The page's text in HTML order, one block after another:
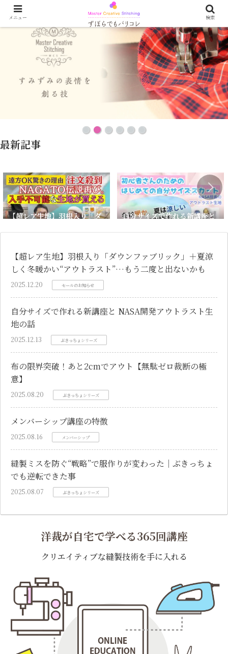
最新記事
【超レア生地】羽根入り「ダ
く冬暖かい“アウトラスト”…
自分サイズで作れる新講座と
の話
【超レア生地】羽根入り「ダウンファブリック」＋夏涼
しく冬暖かい“アウトラスト”…もう二度と出ないかも
2025.12.20 セールのお知らせ
自分サイズで作れる新講座と NASA開発アウトラスト生
地の話
2025.12.13 ぶきっちょシリーズ
布の限界突破！あと2cmでアウト【無駄ゼロ裁断の極
意】
2025.08.20 ぶきっちょシリーズ
メンバーシップ講座の特徴
2025.08.16 メンバーシップ
縫製ミスを防ぐ“戦略”で服作りが変わった｜ぶきっちょ
でも逆転できた事
2025.08.07 ぶきっちょシリーズ
洋裁が自宅で学べる365回講座
クリエイティブな縫製技術を手に入れる
メニュー 検索